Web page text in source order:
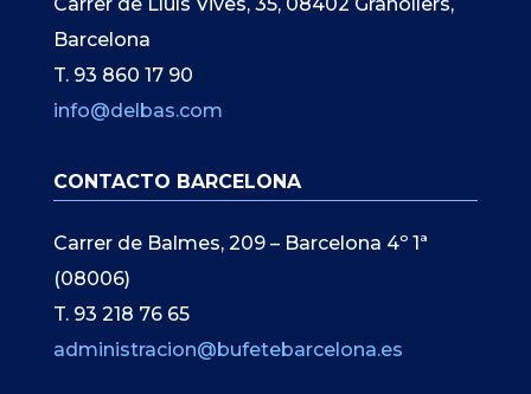
Barcelona
T. 93 860 17 90
info@delbas.com
CONTACTO BARCELONA
Carrer de Balmes, 209 – Barcelona 4º 1ª
(08006)
T. 93 218 76 65
administracion@bufetebarcelona.es